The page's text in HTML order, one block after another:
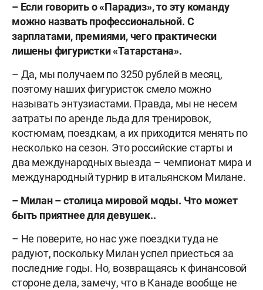
– Если говорить о «Парадиз», то эту команду
можно назвать профессиональной. С
зарплатами, премиями, чего практически
лишены фигуристки «Татарстана».
– Да, мы получаем по 3250 рублей в месяц,
поэтому наших фигуристок смело можно
называть энтузиастами. Правда, мы не несем
затраты по аренде льда для тренировок,
костюмам, поездкам, а их приходится менять по
несколько на сезон. Это российские старты и
два международных выезда – чемпионат мира и
международный турнир в итальянском Милане.
– Милан – столица мировой моды. Что может
быть приятнее для девушек..
– Не поверите, но нас уже поездки туда не
радуют, поскольку Милан успел приесться за
последние годы. Но, возвращаясь к финансовой
стороне дела, замечу, что в Канаде вообще не